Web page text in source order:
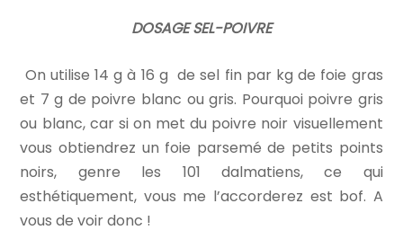
DOSAGE SEL-POIVRE
On utilise 14 g à 16 g de sel fin par kg de foie gras
et 7 g de poivre blanc ou gris. Pourquoi poivre gris
ou blanc, car si on met du poivre noir visuellement
vous obtiendrez un foie parsemé de petits points
noirs, genre les 101 dalmatiens, ce qui
esthétiquement, vous me l’accorderez est bof. A
vous de voir donc !